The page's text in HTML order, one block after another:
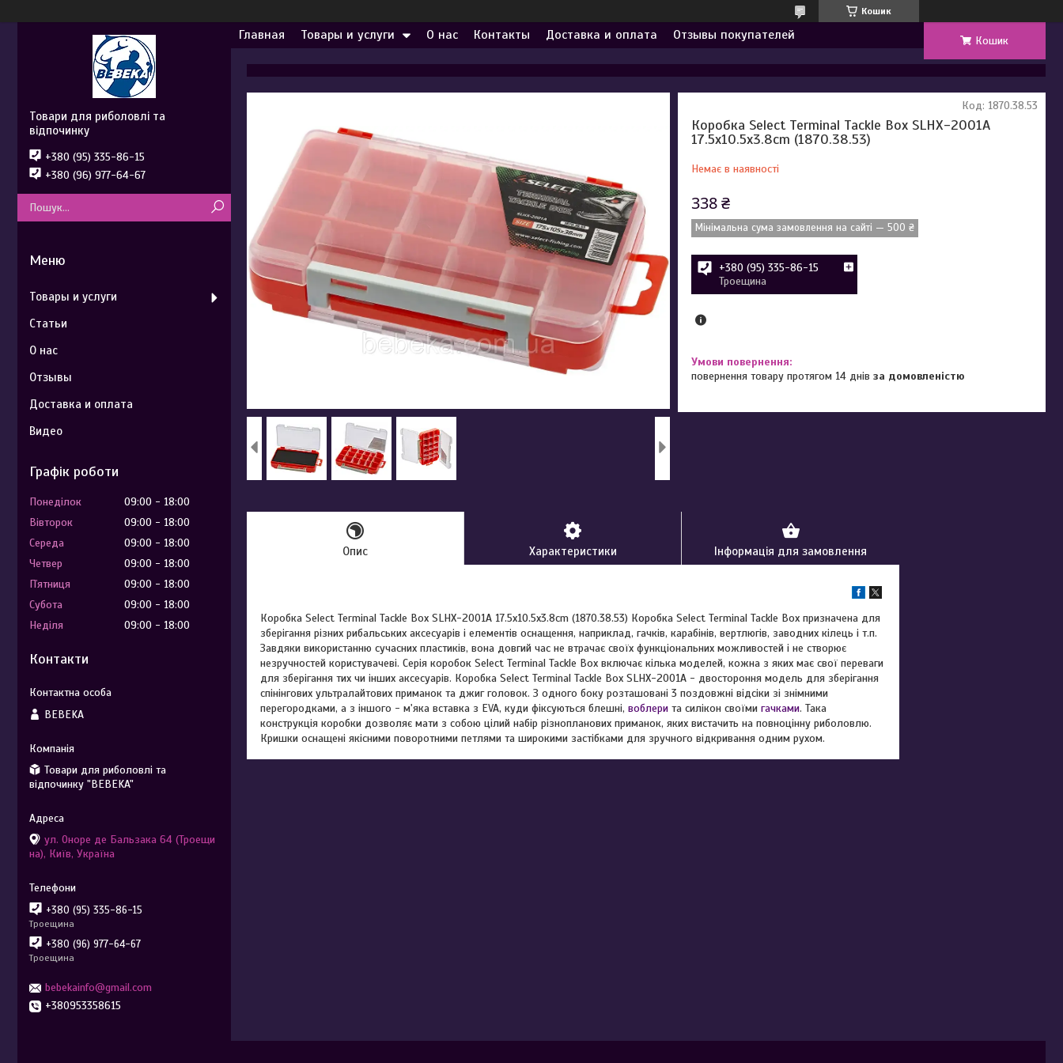
Кошик
Главная Товары и услуги О нас Контакты Доставка и оплата Отзывы покупателей Кошик
Коробка Select Terminal Tackle Box SLHX-2001A
17.5х10.5х3.8cm (1870.38.53)
Немає в наявності
Код: 1870.38.53
338 ₴
Мінімальна сума замовлення на сайті — 500 ₴
+380 (95) 335-86-15
Троещина
повернення товару протягом 14 днівза домовленістю
Опис Характеристики Інформація для замовлення
Коробка Select Terminal Tackle Box SLHX-2001A 17.5х10.5х3.8cm (1870.38.53) Коробка Select Terminal Tackle Box призначена для
зберігання різних рибальських аксесуарів і елементів оснащення, наприклад, гачків, карабінів, вертлюгів, заводних кілець і т.п.
Завдяки використанню сучасних пластиків, вона довгий час не втрачає своїх функціональних можливостей і не створює
незручностей користувачеві. Серія коробок Select Terminal Tackle Box включає кілька моделей, кожна з яких має свої переваги
для зберігання тих чи інших аксесуарів. Коробка Select Terminal Tackle Box SLHX-2001A - двостороння модель для зберігання
спінінгових ультралайтових приманок та джиг головок. З одного боку розташовані 3 поздовжні відсіки зі знімними
перегородками, а з іншого - м'яка вставка з EVA, куди фіксуються блешні, воблери та силікон своїми гачками. Така
конструкція коробки дозволяє мати з собою цілий набір різнопланових приманок, яких вистачить на повноцінну риболовлю.
Кришки оснащені якісними поворотними петлями та широкими застібками для зручного відкривання одним рухом.
Товари для риболовлі та
відпочинку
+380 (95) 335-86-15
+380 (96) 977-64-67
Товары и услуги
Статьи
О нас
Отзывы
Доставка и оплата
Видео
Графік роботи
Понеділок 09:00
18:00
Вівторок
09:00
18:00
Середа
09:00
18:00
Четвер
09:00
18:00
Пʼятниця
09:00
18:00
Субота
09:00
18:00
Неділя
09:00 18:00
Контакти
BEBEKA
Товари для риболовлі та
відпочинку "BEBEKA"
ул. Оноре де Бальзака 64 (Троещи
на), Київ, Україна
+380 (95) 335-86-15
Троещина
+380 (96) 977-64-67
Троещина
bebekainfo@gmail.com
+380953358615